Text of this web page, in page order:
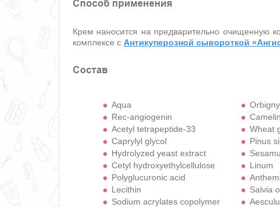
Способ применения
Крем наносится на предварительно очищенную
комплексе с Антикуперозной сывороткой
Состав
Aqua
Rec-angiogenin
Acetyl tetrapeptide-33
Caprylyl glycol
Hydrolyzed yeast extract
Cetyl hydroxyethylcellulose
Polyglucuronic acid
Lecithin
Sodium acrylates copolymer
Wheat
Pinus
Linum
Salvia